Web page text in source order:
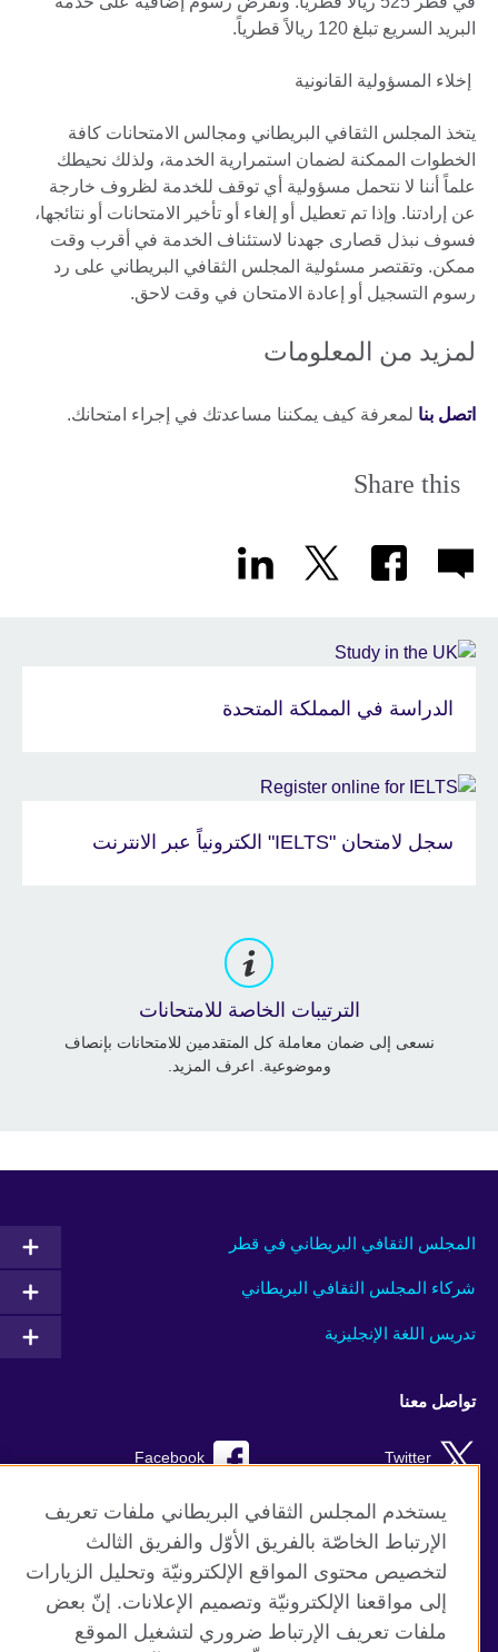
البريد السريع تبلغ 120 ريالاً قطرياً.
إخلاء المسؤولية القانونية
يتخذ المجلس الثقافي البريطاني ومجالس الامتحانات كافة
الخطوات الممكنة لضمان استمرارية الخدمة، ولذلك نحيطك
علماً أننا لا نتحمل مسؤولية أي توقف للخدمة لظروف خارجة
عن إرادتنا. وإذا تم تعطيل أو إلغاء أو تأخير الامتحانات أو نتائجها،
فسوف نبذل قصارى جهدنا لاستئناف الخدمة في أقرب وقت
ممكن. وتقتصر مسئولية المجلس الثقافي البريطاني على رد
رسوم التسجيل أو إعادة الامتحان في وقت لاحق.
لمزيد من المعلومات
اتصل بنا لمعرفة كيف يمكننا مساعدتك في إجراء امتحانك.
Share this
الدراسة في المملكة المتحدة
سجل لامتحان "IELTS" الكترونياً عبر الانترنت
الترتيبات الخاصة للامتحانات
نسعى إلى ضمان معاملة كل المتقدمين للامتحانات بإنصاف
وموضوعية. اعرف المزيد.
المجلس الثقافي البريطاني في قطر
شركاء المجلس الثقافي البريطاني
تدريس اللغة الإنجليزية
تواصل معنا
Facebook Twitter
Instagram RSS
TikTok
يستخدم المجلس الثقافي البريطاني ملفات تعريف
الإرتباط الخاصّة بالفريق الأوّل والفريق الثالث
لتخصيص محتوى المواقع الإلكترونيّة وتحليل الزيارات
إلى مواقعنا الإلكترونيّة وتصميم الإعلانات. إنّ بعض
ملفات تعريف الإرتباط ضروري لتشغيل الموقع